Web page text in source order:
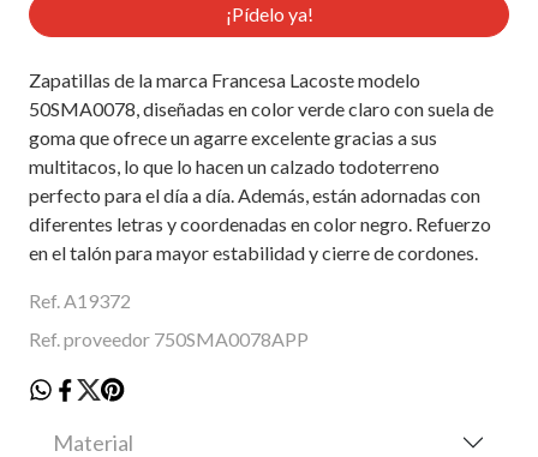
¡Pídelo ya!
Zapatillas de la marca Francesa Lacoste modelo
50SMA0078, diseñadas en color verde claro con suela de
goma que ofrece un agarre excelente gracias a sus
multitacos, lo que lo hacen un calzado todoterreno
perfecto para el día a día. Además, están adornadas con
diferentes letras y coordenadas en color negro. Refuerzo
en el talón para mayor estabilidad y cierre de cordones.
Ref. A19372
Ref. proveedor 750SMA0078APP
Material